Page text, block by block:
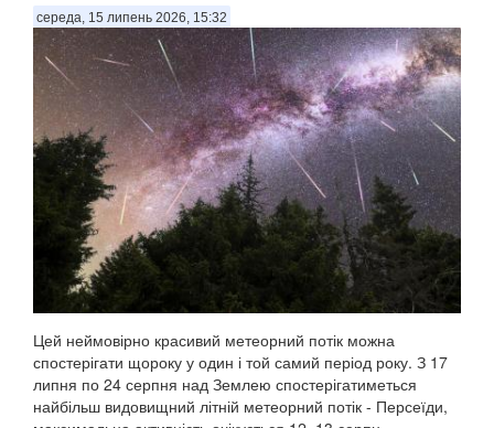
середа, 15 липень 2026, 15:32
Цей неймовірно красивий метеорний потік можна
спостерігати щороку у один і той самий період року. З 17
липня по 24 серпня над Землею спостерігатиметься
найбільш видовищний літній метеорний потік - Персеїди,